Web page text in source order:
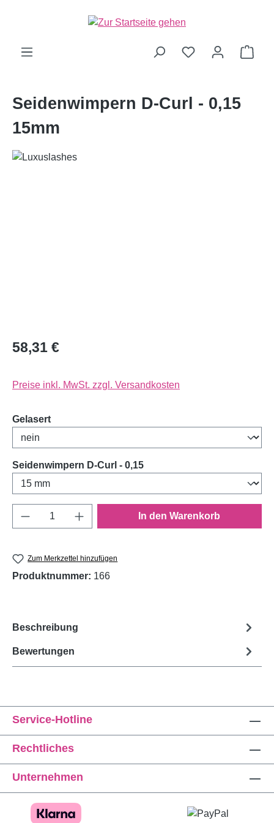
Seidenwimpern D-Curl - 0,15
15mm
58,31 €
Preise inkl. MwSt. zzgl. Versandkosten
Gelasertauswählen
Seidenwimpern D-Curl - 0,15auswählen
Produkt Anzahl: Gib den gewünschten
In den Warenkorb
Zum Merkzettel hinzufügen
Produktnummer: 166
Beschreibung
Bewertungen
Service-Hotline
Rechtliches
Unternehmen